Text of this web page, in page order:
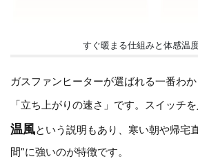
すぐ暖まる仕組みと体感温
ガスファンヒーターが選ばれる一番わか
「立ち上がりの速さ」です。スイッチ
温風という説明もあり、寒い朝や帰宅
間”に強いのが特徴です。